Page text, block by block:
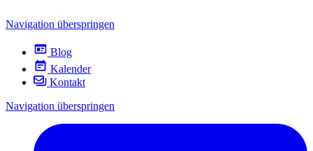
Navigation überspringen
Blog
Kalender
Kontakt
Navigation überspringen